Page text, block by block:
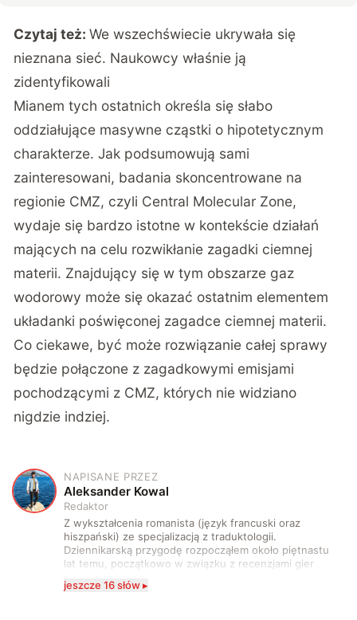
Czytaj też:We wszechświecie ukrywała się
nieznana sieć. Naukowcy właśnie ją
zidentyfikowali
Mianem tych ostatnich określa się słabo
oddziałujące masywne cząstki o hipotetycznym
charakterze. Jak podsumowują sami
zainteresowani, badania skoncentrowane na
regionie CMZ, czyli Central Molecular Zone,
wydaje się bardzo istotne w kontekście działań
mających na celu rozwikłanie zagadki ciemnej
materii. Znajdujący się w tym obszarze gaz
wodorowy może się okazać ostatnim elementem
układanki poświęconej zagadce ciemnej materii.
Co ciekawe, być może rozwiązanie całej sprawy
będzie połączone z zagadkowymi emisjami
pochodzącymi z CMZ, których nie widziano
nigdzie indziej.
A
NAPISANE PRZEZ
Aleksander Kowal
Redaktor
Z wykształcenia romanista (język francuski oraz
hiszpański) ze specjalizacją z traduktologii.
Dziennikarską przygodę rozpocząłem około piętnastu
lat temu, początkowo w związku z recenzjami gier
komputerowych i filmów. Obecnie publikuję
zdecydowanie częściej na tematy związane z nauką
jeszcze 16 słów ▸